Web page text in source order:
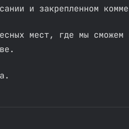
и закрепленном
мест, где мы сможем